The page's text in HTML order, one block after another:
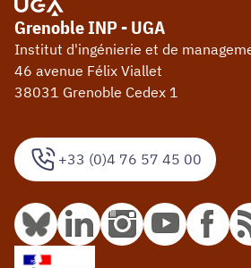
+33 (0)4 76 57 45 00
Grenoble INP - UGA
Institut d'ingénierie et de
46 avenue Félix Viallet
38031 Grenoble Cedex 1